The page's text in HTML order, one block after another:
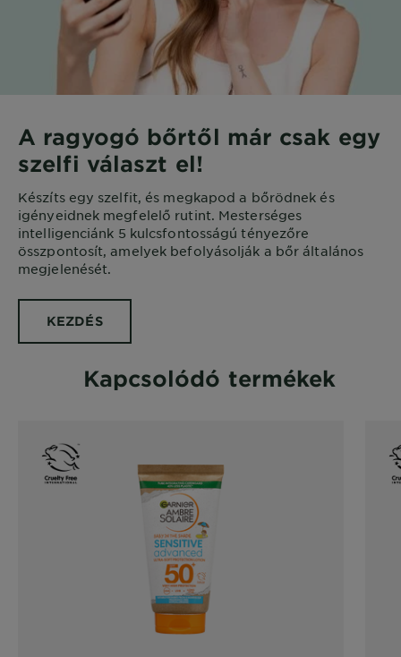
A ragyogó bőrtől már csak egy
szelfi választ el!
Készíts egy szelfit, és megkapod a bőrödnek és
igényeidnek megfelelő rutint. Mesterséges
intelligenciánk 5 kulcsfontosságú tényezőre
összpontosít, amelyek befolyásolják a bőr általános
megjelenését.
KEZDÉS
Kapcsolódó termékek